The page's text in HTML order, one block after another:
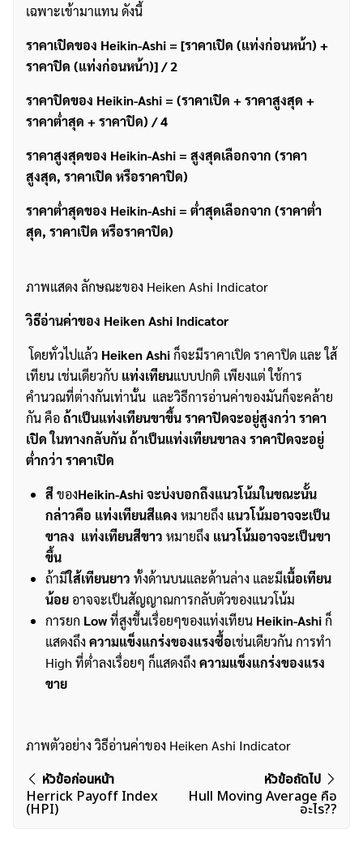
ค้นหา
สำหรับ:
เฉพาะเข้ามาแทน ดังนี้
ราคาเปิดของ Heikin-Ashi = [ราคาเปิด (แท่งก่อนหน้า) +
ราคาปิด (แท่งก่อนหน้า)] / 2
ราคาปิดของ Heikin-Ashi = (ราคาเปิด + ราคาสูงสุด +
ราคาต่ำสุด + ราคาปิด) / 4
ราคาสูงสุดของ Heikin-Ashi = สูงสุดเลือกจาก (ราคา
สูงสุด, ราคาเปิด หรือราคาปิด)
ราคาต่ำสุดของ Heikin-Ashi = ต่ำสุดเลือกจาก (ราคาต่ำ
สุด, ราคาเปิด หรือราคาปิด)
ภาพแสดง ลักษณะของ Heiken Ashi Indicator
วิธีอ่านค่าของ Heiken Ashi Indicator
โดยทั่วไปแล้ว Heiken Ashiก็จะมีราคาเปิด ราคาปิด และ ใส้
เทียน เช่นเดียวกับ แท่งเทียนแบบปกติ เพียงแต่ ใช้การ
คำนวณที่ต่างกันเท่านั้น และวิธีการอ่านค่าของมันก็จะคล้าย
กัน คือถ้าเป็นแท่งเทียนขาขึ้น ราคาปิดจะอยู่สูงกว่า ราคา
เปิด ในทางกลับกัน ถ้าเป็นแท่งเทียนขาลง ราคาปิดจะอยู่
ต่ำกว่า ราคาเปิด
สี ของHeikin-Ashi จะบ่งบอกถึงแนวโน้มในขณะนั้น
กล่าวคือ แท่งเทียนสีแดง หมายถึง แนวโน้มอาจจะเป็น
ขาลง แท่งเทียนสีขาว หมายถึง แนวโน้มอาจจะเป็นขา
ขึ้น
ถ้ามีใส้เทียนยาว ทั้งด้านบนและด้านล่าง และมีเนื้อเทียน
น้อยอาจจะเป็นสัญญาณการกลับตัวของแนวโน้ม
การยก Lowที่สูงขึ้นเรื่อยๆของแท่งเทียน Heikin-Ashiก็
แสดงถึง ความแข็งแกร่งของแรงซื้อเช่นเดียวกัน การทำ
High ที่ต่ำลงเรื่อยๆ ก็แสดงถึง ความแข็งแกร่งของแรง
ขาย
ภาพตัวอย่าง วิธีอ่านค่าของ Heiken Ashi Indicator
แนะแนว
เรื่อง
หัวข้อก่อนหน้า
Herrick Payoff Index
(HPI)
หัวข้อถัดไป
Hull Moving Average คือ
อะไร??